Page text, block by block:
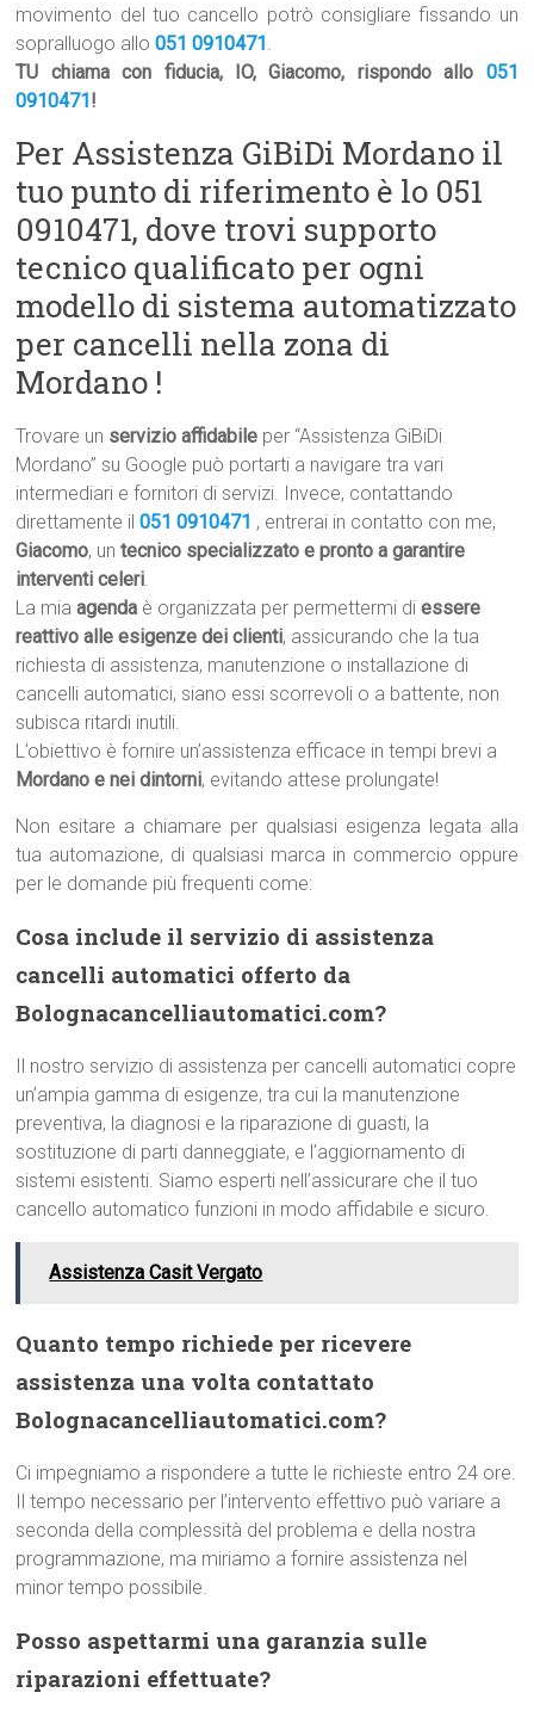
movimento del tuo cancello potrò consigliare fissando un
sopralluogo allo051 0910471 .
TU chiama con fiducia, IO, Giacomo, rispondo allo 051
0910471 !
Per Assistenza GiBiDi Mordano il
tuo punto di riferimento è lo 051
0910471, dove trovi supporto
tecnico qualificato per ogni
modello di sistema automatizzato
per cancelli nella zona di
Mordano !
Trovare un servizio affidabile per “Assistenza GiBiDi
Mordano” su Google può portarti a navigare tra vari
intermediari e fornitori di servizi. Invece, contattando
direttamente il051 0910471 , entrerai in contatto con me,
Giacomo, untecnico specializzato e pronto a garantire
interventi celeri.
La miaagenda è organizzata per permettermi diessere
reattivo alle esigenze dei clienti, assicurando che la tua
richiesta di assistenza, manutenzione o installazione di
cancelli automatici, siano essi scorrevoli o a battente, non
subisca ritardi inutili.
L’obiettivo è fornire un’assistenza efficace in tempi brevi a
Mordano e nei dintorni, evitando attese prolungate!
Non esitare a chiamare per qualsiasi esigenza legata alla
tua automazione, di qualsiasi marca in commercio oppure
per le domande più frequenti come:
Cosa include il servizio di assistenza
cancelli automatici offerto da
Bolognacancelliautomatici.com?
Il nostro servizio di assistenza per cancelli automatici copre
un’ampia gamma di esigenze, tra cui la manutenzione
preventiva, la diagnosi e la riparazione di guasti, la
sostituzione di parti danneggiate, e l’aggiornamento di
sistemi esistenti. Siamo esperti nell’assicurare che il tuo
cancello automatico funzioni in modo affidabile e sicuro.
Assistenza Casit Vergato
Quanto tempo richiede per ricevere
assistenza una volta contattato
Bolognacancelliautomatici.com?
Ci impegniamo a rispondere a tutte le richieste entro 24 ore.
Il tempo necessario per l’intervento effettivo può variare a
seconda della complessità del problema e della nostra
programmazione, ma miriamo a fornire assistenza nel
minor tempo possibile.
Posso aspettarmi una garanzia sulle
riparazioni effettuate?